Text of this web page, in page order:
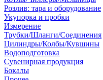
Розлив: тара и оборудование
Укупорка и пробки
Измерение
Трубки/Шланги/Соединения
Цилиндры/Колбы/Кувшины
Водоподготовка
Сувенирная продукция
Бокалы